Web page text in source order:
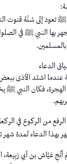
تعود إلى سُنّة قنوت
بها النبي ﷺ في
الدعاء
عندما اشتد الأذى
فكان النبي ﷺ
من الركوع في
بهذا الدعاء لمدة شهر
عَيَّاش بنَ أبي رَبِيعة،